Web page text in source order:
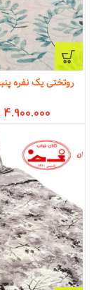
روتختی یک نفره
4.900.000